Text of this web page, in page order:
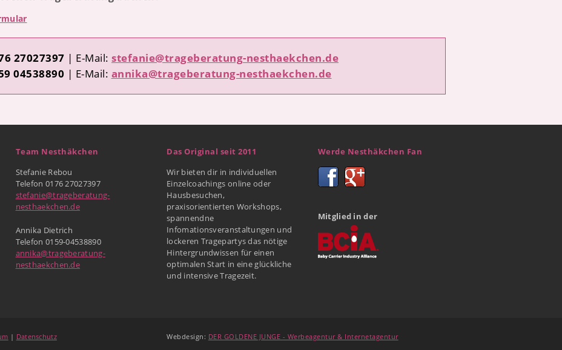
27027397 | E-Mail: stefanie@trageberatung-nesthaekchen.de
04538890 | E-Mail: annika@trageberatung-nesthaekchen.de
Team Nesthäkchen
Stefanie Rebou
Telefon 0176 27027397
stefanie@trageberatung-
nesthaekchen.de
Annika Dietrich
Telefon 0159-04538890
annika@trageberatung-
nesthaekchen.de
Das Original seit 2011
Wir bieten dir in individuellen
Einzelcoachings online oder
Hausbesuchen,
praxisorientierten Workshops,
spannendne
Infomationsveranstaltungen und
lockeren Tragepartys das nötige
Hintergrundwissen für einen
optimalen Start in eine glückliche
und intensive Tragezeit.
Werde Nesthäkchen Fan
Mitglied in der
| Datenschutz Webdesign: DER GOLDENE JUNGE - Werbeagentur & Internetagentur